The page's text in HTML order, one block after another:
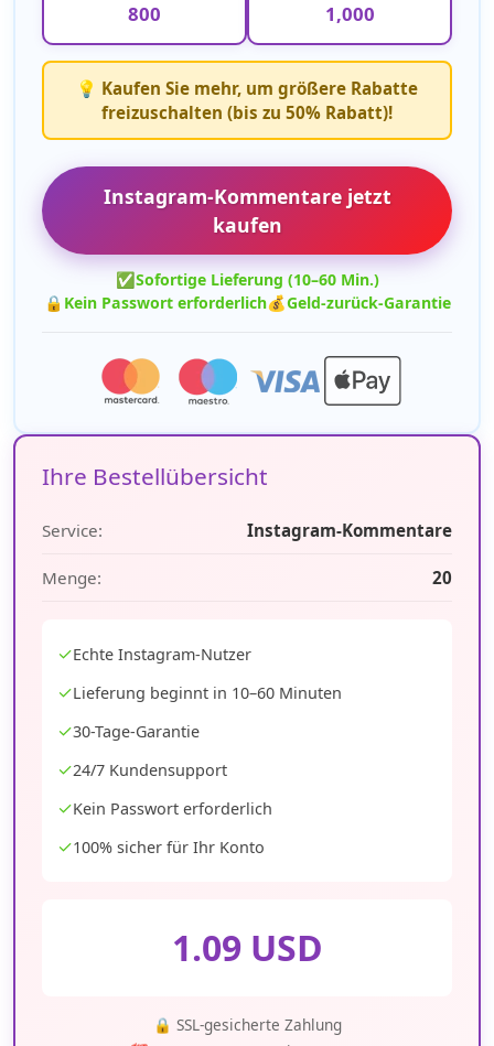
800 1,000
💡 Kaufen Sie mehr, um größere Rabatte
freizuschalten (bis zu 50% Rabatt)!
Instagram-Kommentare jetzt
kaufen
✅Sofortige Lieferung (10–60 Min.)
🔒 Kein Passwort erforderlich💰Geld-zurück-Garantie
Ihre Bestellübersicht
Service: Instagram-Kommentare
Menge: 20
✓Echte Instagram-Nutzer
✓Lieferung beginnt in 10–60 Minuten
✓30-Tage-Garantie
✓24/7 Kundensupport
✓Kein Passwort erforderlich
✓100% sicher für Ihr Konto
1.09 USD
🔒 SSL-gesicherte Zahlung